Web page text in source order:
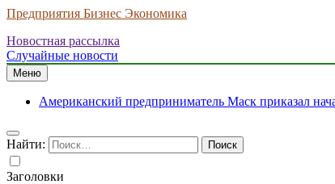
Предприятия Бизнес Экономика
Новостная рассылка
Случайные новости
Меню
Американский предприниматель Маск приказал
Найти:
Заголовки